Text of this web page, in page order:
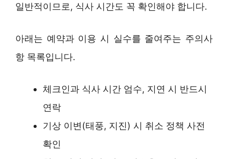
일반적이므로, 식사 시간도 꼭 확인해야 합니다.
아래는 예약과 이용 시 실수를 줄여주는 주의사
항 목록입니다.
체크인과 식사 시간 엄수, 지연 시 반드시
연락
기상 이변(태풍, 지진) 시 취소 정책 사전
확인